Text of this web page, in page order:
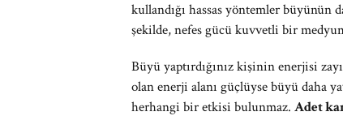
kullandığı hassas yöntemler büyünün
şekilde, nefes gücü kuvvetli bir
Büyü yaptırdığınız kişinin enerjisi
olan enerji alanı güçlüyse büyü daha
herhangi bir etkisi bulunmaz. Adet